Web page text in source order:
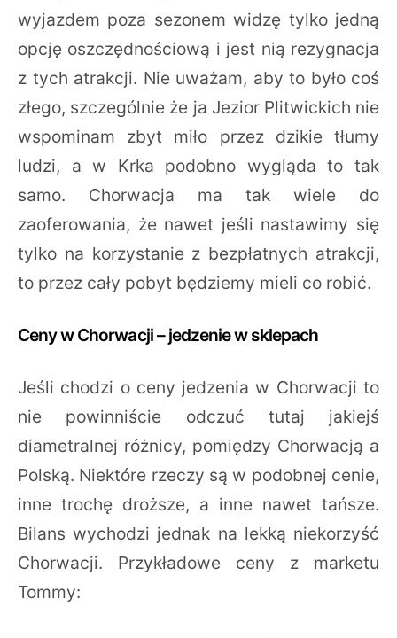
wyjazdem poza sezonem widzę tylko jedną
opcję oszczędnościową i jest nią rezygnacja
z tych atrakcji. Nie uważam, aby to było coś
złego, szczególnie że ja Jezior Plitwickich nie
wspominam zbyt miło przez dzikie tłumy
ludzi, a w Krka podobno wygląda to tak
samo. Chorwacja ma tak wiele do
zaoferowania, że nawet jeśli nastawimy się
tylko na korzystanie z bezpłatnych atrakcji,
to przez cały pobyt będziemy mieli co robić.
Ceny w Chorwacji – jedzenie w sklepach
Jeśli chodzi o ceny jedzenia w Chorwacji to
nie powinniście odczuć tutaj jakiejś
diametralnej różnicy, pomiędzy Chorwacją a
Polską. Niektóre rzeczy są w podobnej cenie,
inne trochę droższe, a inne nawet tańsze.
Bilans wychodzi jednak na lekką niekorzyść
Chorwacji. Przykładowe ceny z marketu
Tommy: